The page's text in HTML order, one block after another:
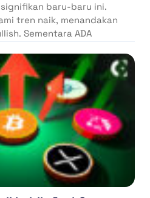
baru-baru ini.
tren naik, menandakan
Sementara ADA